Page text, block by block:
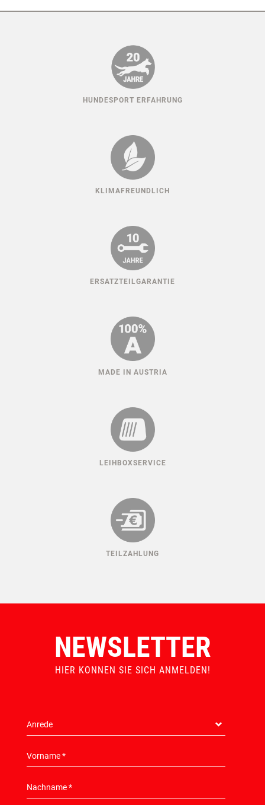
HUNDESPORT ERFAHRUNG
KLIMAFREUNDLICH
ERSATZTEILGARANTIE
MADE IN AUSTRIA
LEIHBOXSERVICE
TEILZAHLUNG
NEWSLETTER
HIER KONNEN SIE SICH ANMELDEN!